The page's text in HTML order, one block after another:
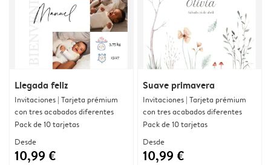
Llegada feliz
Invitaciones | Tarjeta prémium
con tres acabados diferentes
Pack de 10 tarjetas
Desde
10,99 €
Suave primavera
Invitaciones | Tarjeta prémium
con tres acabados diferentes
Pack de 10 tarjetas
Desde
10,99 €